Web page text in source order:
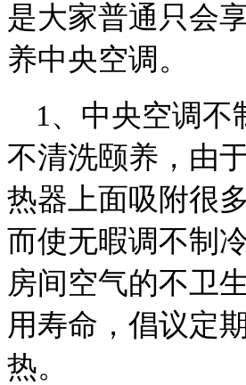
是大家普通只会
养中央空调。
1、中央空调
不清洗颐养，由
热器上面吸附很
而使无暇调不制
房间空气的不卫
用寿命，倡议定
热。